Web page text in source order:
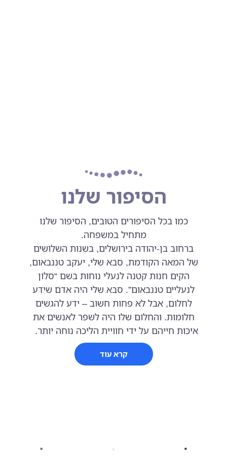
הסיפור שלנו
כמו בכל הסיפורים הטובים, הסיפור שלנו
מתחיל במשפחה.
ברחוב בן-יהודה בירושלים, בשנות השלושים
של המאה הקודמת, סבא שלי, יעקב טננבאום,
הקים חנות קטנה לנעלי נוחות בשם “סלון
לנעליים טננבאום”. סבא שלי היה אדם שידע
לחלום, אבל לא פחות חשוב – ידע להגשים
חלומות. והחלום שלו היה לשפר לאנשים את
איכות חייהם על ידי חוויית הליכה נוחה יותר.
קרא עוד